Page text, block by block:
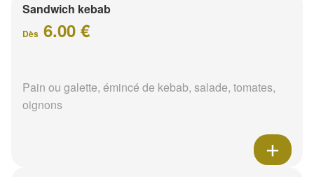
Sandwich kebab
Dès 6.00 €
Pain ou galette, émincé de kebab, salade, tomates,
oignons